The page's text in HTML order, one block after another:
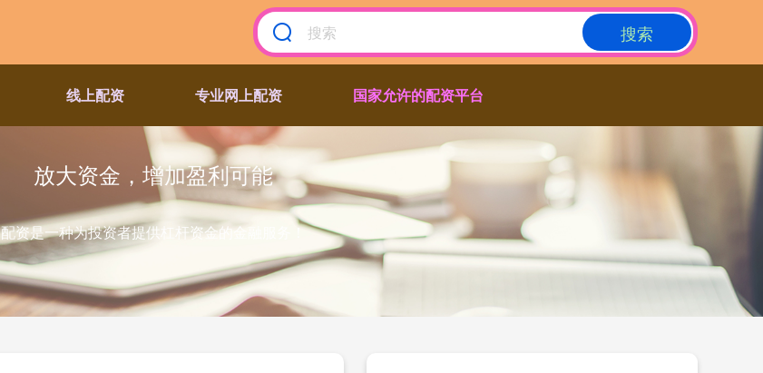
搜索
线上配资 专业网上配资 国家允许的配资平台
放大资金，增加盈利可能
配资是一种为投资者提供杠杆资金的金融服务！